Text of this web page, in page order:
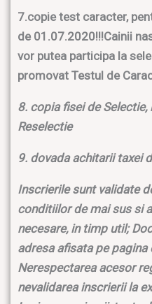
7.copie test caracter,
de 01.07.2020!!!Cainii
vor putea participa la
promovat Testul de
8. copia fisei de
Reselectie
9. dovada achitarii taxei
Inscrierile sunt validate
conditiilor de mai sus si
necesare, in timp util;
adresa afisata pe
Nerespectarea acesor
nevalidarea inscrierii la